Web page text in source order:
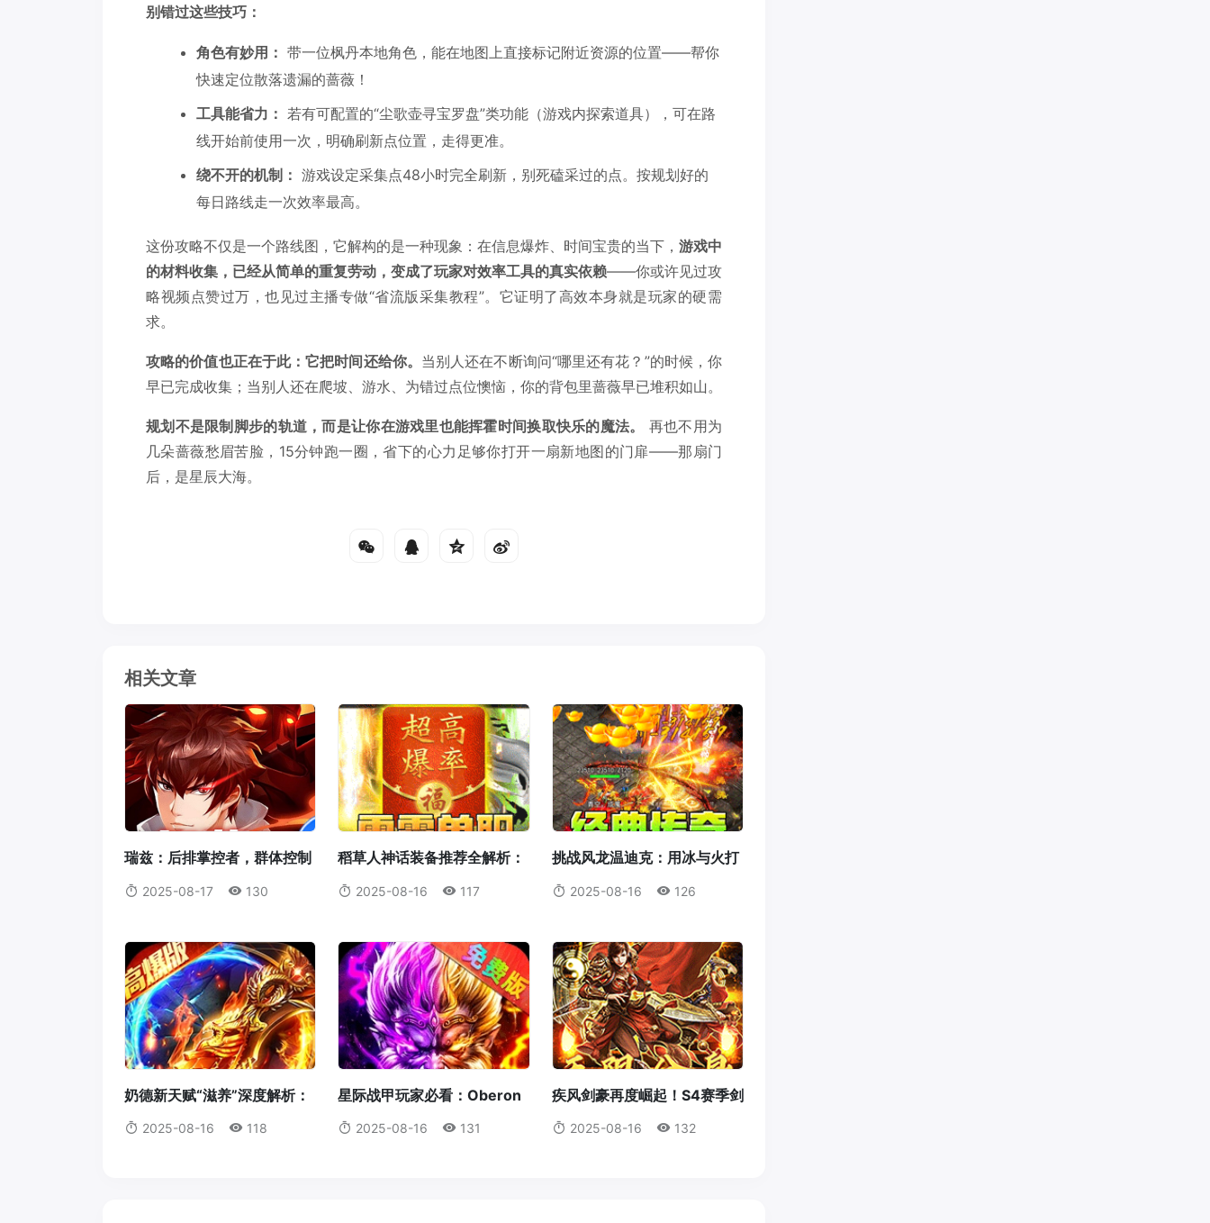
别错过这些技巧：
角色有妙用： 带一位枫丹本地角色，能在地图上直接标记附近资源的位置——帮你
快速定位散落遗漏的蔷薇！
工具能省力： 若有可配置的“尘歌壶寻宝罗盘”类功能（游戏内探索道具），可在路
线开始前使用一次，明确刷新点位置，走得更准。
绕不开的机制： 游戏设定采集点48小时完全刷新，别死磕采过的点。按规划好的
每日路线走一次效率最高。
这份攻略不仅是一个路线图，它解构的是一种现象：在信息爆炸、时间宝贵的当下， 游戏中
的材料收集，已经从简单的重复劳动，变成了玩家对效率工具的真实依赖——你或许见过攻
略视频点赞过万，也见过主播专做“省流版采集教程”。它证明了高效本身就是玩家的硬需
求。
攻略的价值也正在于此：它把时间还给你。 当别人还在不断询问“哪里还有花？”的时候，你
早已完成收集；当别人还在爬坡、游水、为错过点位懊恼，你的背包里蔷薇早已堆积如山。
规划不是限制脚步的轨道，而是让你在游戏里也能挥霍时间换取快乐的魔法。
再也不用为
几朵蔷薇愁眉苦脸，15分钟跑一圈，省下的心力足够你打开一扇新地图的门扉——那扇门
后，是星辰大海。
相关文章
瑞兹：后排掌控者，群体控制
的艺术大师
2025-08-17 130
稻草人神话装备推荐全解析：
火箭腰带为何成为首选？
2025-08-16 117
挑战风龙温迪克：用冰与火打
破风暴统治！
2025-08-16 126
奶德新天赋“滋养”深度解析：
它真的值得我们放弃愈合吗？
2025-08-16 118
星际战甲玩家必看：Oberon
机体蓝图获取全攻略
2025-08-16 131
疾风剑豪再度崛起！S4赛季剑
豪输出机制全解析
2025-08-16 132